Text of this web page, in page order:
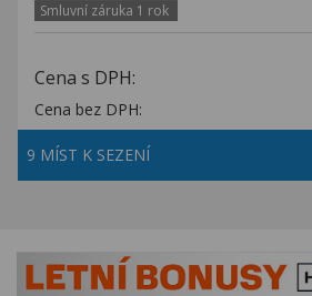
Smluvní záruka 1 rok
Cena s DPH:
Cena bez DPH:
9 MÍST K SEZENÍ